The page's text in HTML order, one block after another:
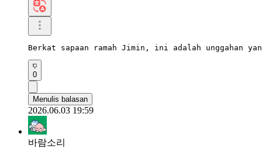
Berkat sapaan ramah Jimin, ini adalah unggahan
0
Menulis balasan
2026.06.03 19:59
바람소리